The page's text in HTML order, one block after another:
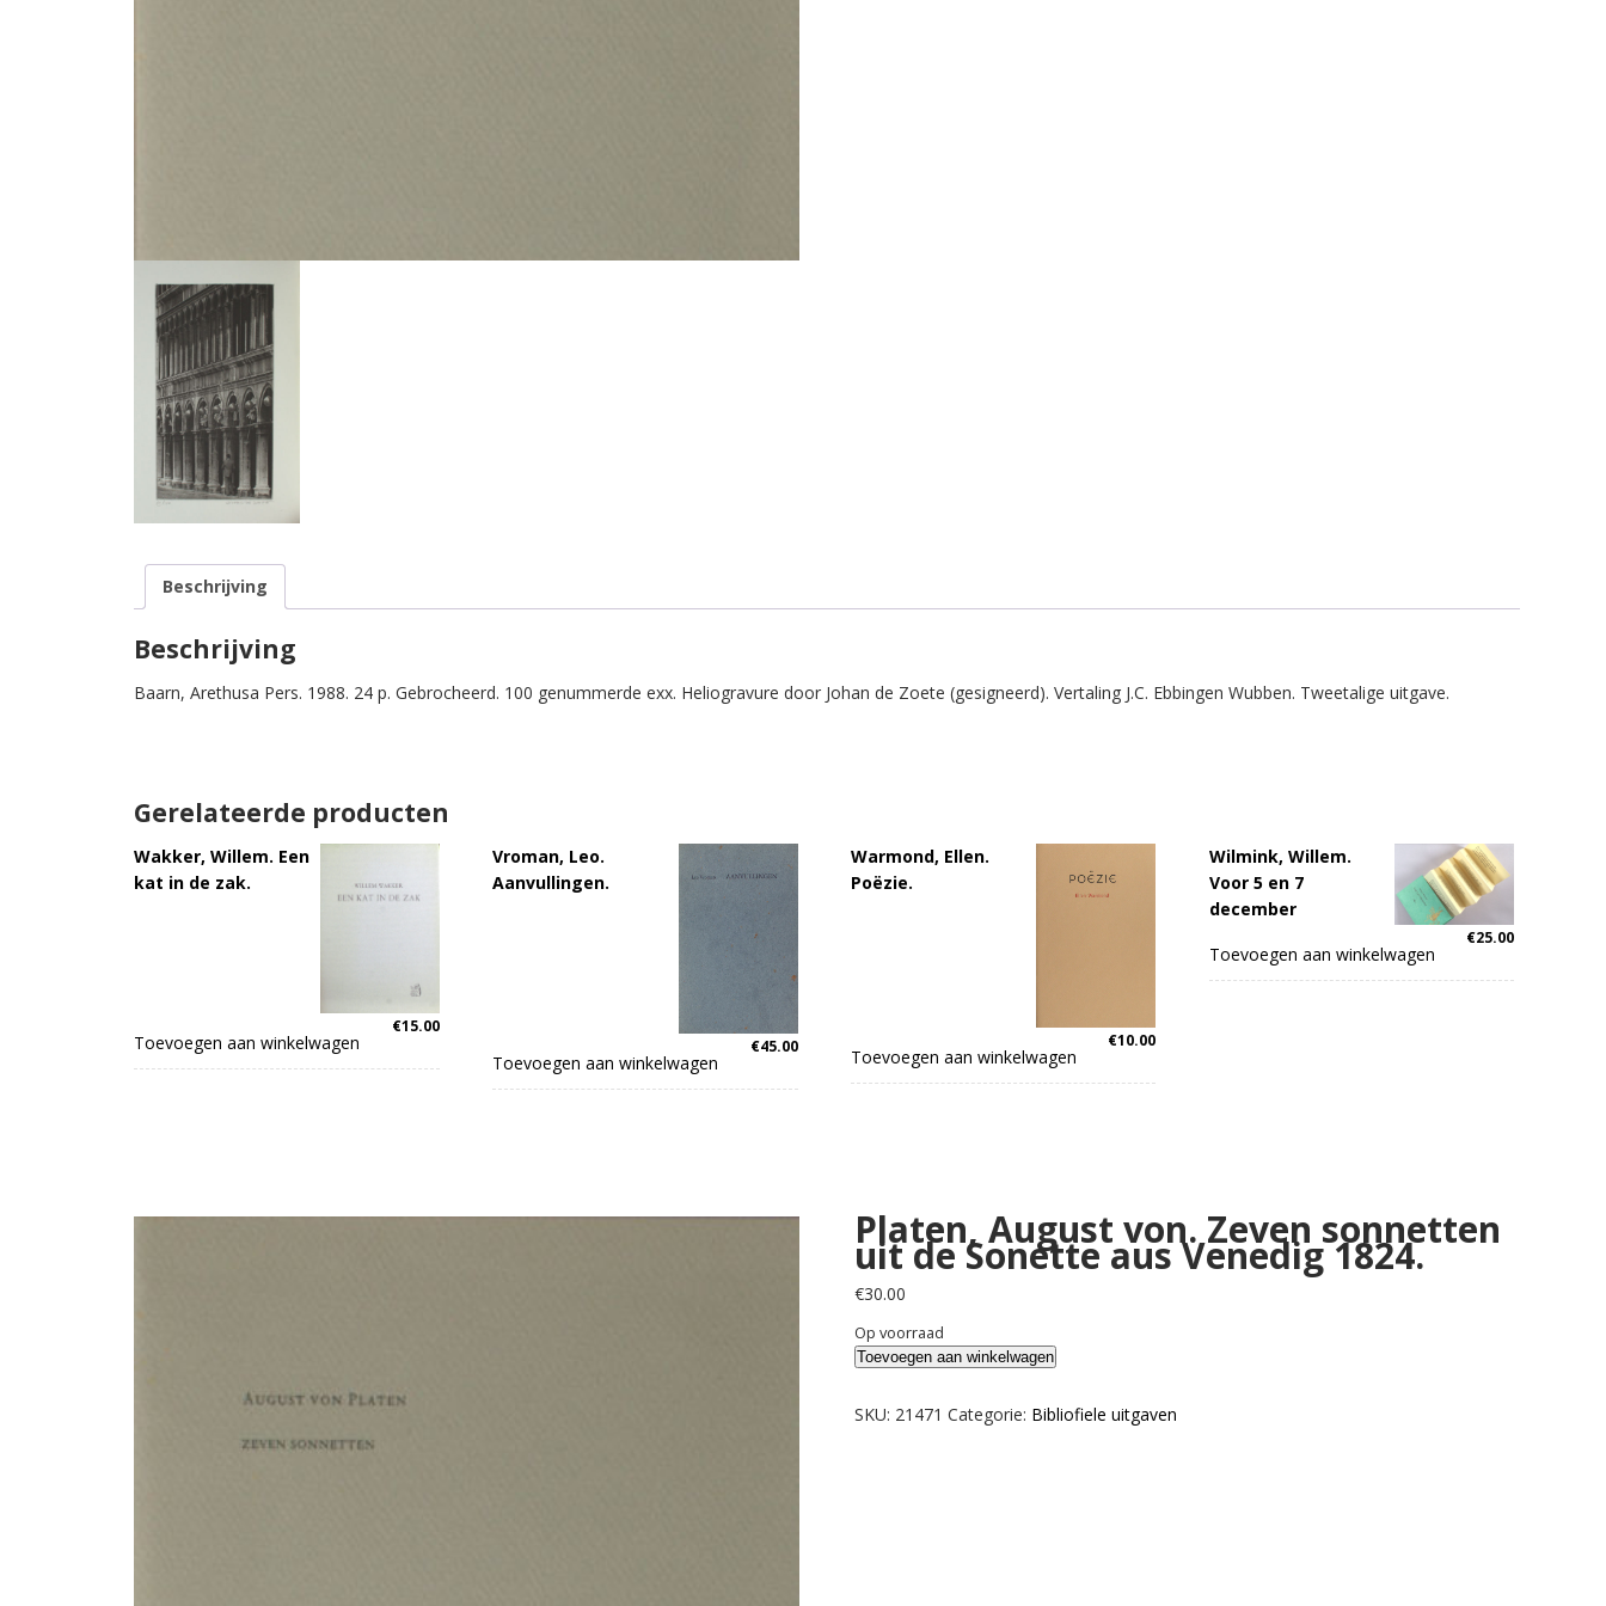
Beschrijving
Beschrijving
Baarn, Arethusa Pers. 1988. 24 p. Gebrocheerd. 100 genummerde exx. Heliogravure door Johan de Zoete (gesigneerd). Vertaling J.C. Ebbingen Wubben. Tweetalige uitgave.
Gerelateerde producten
Wakker, Willem. Een
kat in de zak.
€15.00
Toevoegen aan winkelwagen
Vroman, Leo.
Aanvullingen.
€45.00
Toevoegen aan winkelwagen
Warmond, Ellen.
Poëzie.
€10.00
Toevoegen aan winkelwagen
Wilmink, Willem.
Voor 5 en 7
december
€25.00
Toevoegen aan winkelwagen
Platen, August von. Zeven sonnetten
uit de Sonette aus Venedig 1824.
€30.00
Op voorraad
Platen,
von.
Toevoegen aan winkelwagen
SKU: 21471 Categorie: Bibliofiele uitgaven